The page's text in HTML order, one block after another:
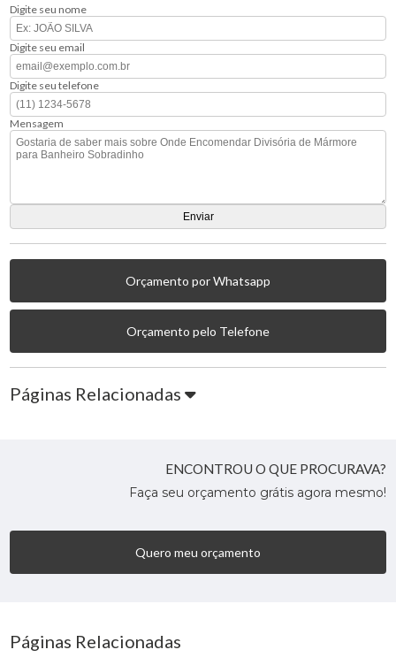
Digite seu nome
Digite seu email
Digite seu telefone
Mensagem
Orçamento por Whatsapp
Orçamento pelo Telefone
Páginas Relacionadas
ENCONTROU O QUE PROCURAVA?
Faça seu orçamento grátis agora mesmo!
Quero meu orçamento
Páginas Relacionadas